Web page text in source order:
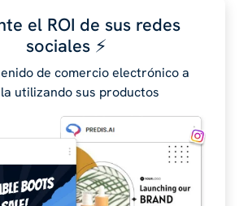
el ROI de sus redes
sociales ⚡️
de comercio electrónico a
utilizando sus productos